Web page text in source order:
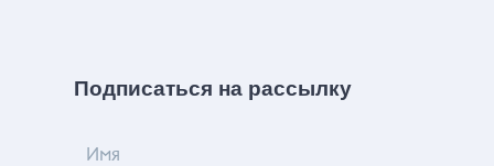
Подписаться на рассылку
Имя